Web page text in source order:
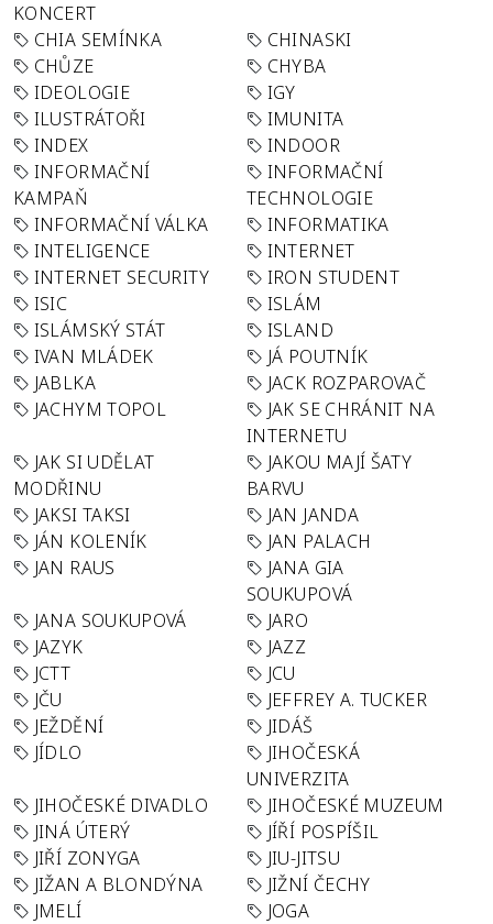
KONCERT
CHIA SEMÍNKA
CHINASKI
CHŮZE
CHYBA
IDEOLOGIE
IGY
ILUSTRÁTOŘI
IMUNITA
INDEX
INDOOR
INFORMAČNÍ
KAMPAŇ
INFORMAČNÍ
TECHNOLOGIE
INFORMAČNÍ VÁLKA
INFORMATIKA
INTELIGENCE
INTERNET
INTERNET SECURITY
IRON STUDENT
ISIC
ISLÁM
ISLÁMSKÝ STÁT
ISLAND
IVAN MLÁDEK
JÁ POUTNÍK
JABLKA
JACK ROZPAROVAČ
JACHYM TOPOL
JAK SE CHRÁNIT NA
INTERNETU
JAK SI UDĚLAT
MODŘINU
JAKOU MAJÍ ŠATY
BARVU
JAKSI TAKSI
JAN JANDA
JÁN KOLENÍK
JAN PALACH
JAN RAUS
JANA GIA
SOUKUPOVÁ
JANA SOUKUPOVÁ
JARO
JAZYK
JAZZ
JCTT
JCU
JČU
JEFFREY A. TUCKER
JEŽDĚNÍ
JIDÁŠ
JÍDLO
JIHOČESKÁ
UNIVERZITA
JIHOČESKÉ DIVADLO
JIHOČESKÉ MUZEUM
JINÁ ÚTERÝ
JÍŘÍ POSPÍŠIL
JIŘÍ ZONYGA
JIU-JITSU
JIŽAN A BLONDÝNA
JIŽNÍ ČECHY
JMELÍ
JOGA